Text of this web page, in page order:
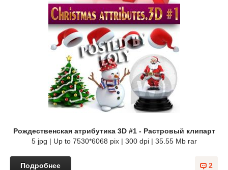
Рождественская атрибутика 3D #1 - Растровый клипарт
5 jpg | Up to 7530*6068 pix | 300 dpi | 35.55 Mb rar
2
Подробнее